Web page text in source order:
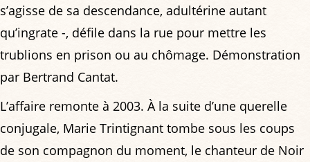
s’agisse de sa descendance, adultérine autant
qu’ingrate -, défile dans la rue pour mettre les
trublions en prison ou au chômage. Démonstration
par Bertrand Cantat.
L’affaire remonte à 2003. À la suite d’une querelle
conjugale, Marie Trintignant tombe sous les coups
de son compagnon du moment, le chanteur de Noir